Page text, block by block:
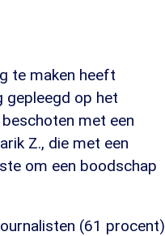
te maken heeft
gepleegd op het
met een
Z., die met een
om een boodschap
(61 procent)